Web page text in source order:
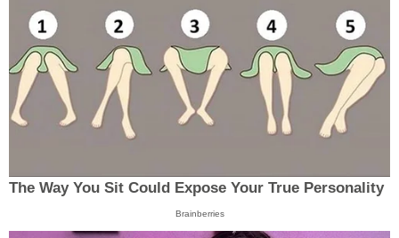
The Way You Sit Could Expose Your True Personality
Brainberries